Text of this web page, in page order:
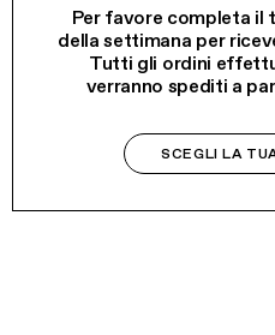
Per favore completa il
della settimana per
Tutti gli ordini
verranno spediti a
SCEGLI LA